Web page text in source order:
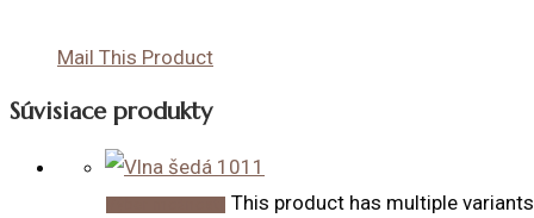
Mail This Product
Súvisiace produkty
This product has multiple